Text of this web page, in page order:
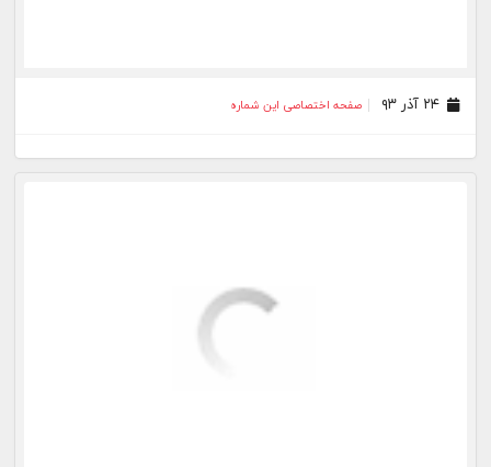
۲۴ آذر ۹۳ صفحه اختصاصی این شماره